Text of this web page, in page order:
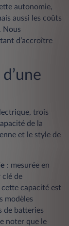
autonomie,
aussi les coûts
Nous
d’accroître
trois
de la
et le style de
: mesurée en
clé de
cette capacité est
modèles
de batteries
noter que le